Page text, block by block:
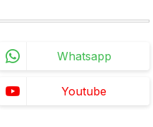
Whatsapp
Youtube